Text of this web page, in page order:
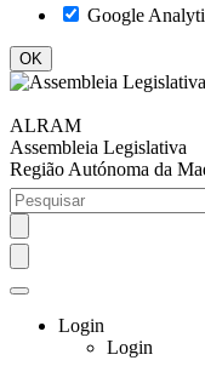
Google
ALRAM
Assembleia Legislativa
Região Autónoma da
Login
Login